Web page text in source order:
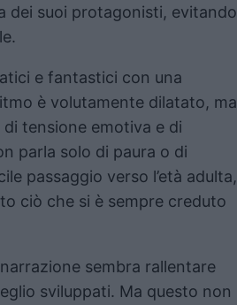
dei suoi protagonisti, evitando
e fantastici con una
è volutamente dilatato, ma
tensione emotiva e di
parla solo di paura o di
passaggio verso l’età adulta,
ciò che si è sempre creduto
sembra rallentare
sviluppati. Ma questo non